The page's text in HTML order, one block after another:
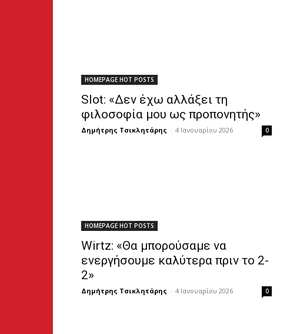
HOMEPAGE HOT POSTS
Slot: «Δεν έχω αλλάξει τη
φιλοσοφία μου ως προπονητής»
Δημήτρης Τσικλητάρης - 4 Ιανουαρίου 2026 0
HOMEPAGE HOT POSTS
Wirtz: «Θα μπορούσαμε να
ενεργήσουμε καλύτερα πριν το 2-
2»
Δημήτρης Τσικλητάρης - 4 Ιανουαρίου 2026 0